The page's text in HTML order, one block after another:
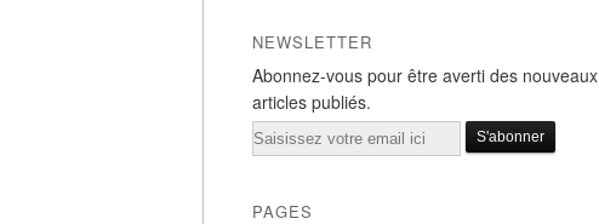
NEWSLETTER
Abonnez-vous pour être averti des nouveaux
articles publiés.
Email
PAGES